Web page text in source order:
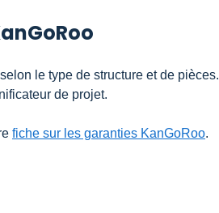
le type de structure et de pièces.
de projet.
fiche sur les garanties KanGoRoo.